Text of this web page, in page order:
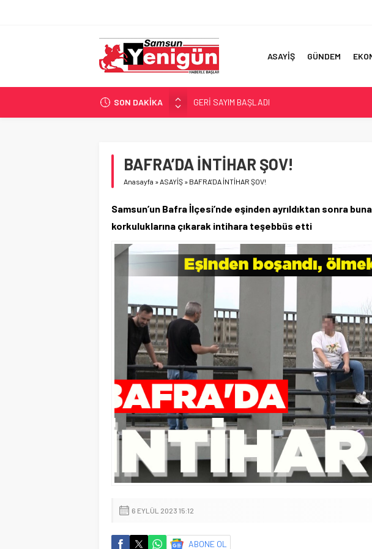
ASAYİŞ GÜNDEM
SON DAKİKA
GERİ SAYIM BAŞLADI
SAMSUNSPOR’DA HEDEF 5’İNCİLİK!
İŞTE FINDIK FİYATI!
YÖNETİCİ SEÇERKEN YAPILAN EN BÜYÜK
BAFRA’DA İNTİHAR ŞOV!
Anasayfa »ASAYİŞ » BAFRA’DA İNTİHAR ŞOV!
Samsun’un Bafra İlçesi’nde eşinden ayrıldıktan sonra
korkuluklarına çıkarak intihara teşebbüs etti
6 EYLÜL 2023 15:12
ABONE OL